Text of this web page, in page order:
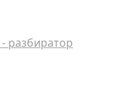
разбиратор